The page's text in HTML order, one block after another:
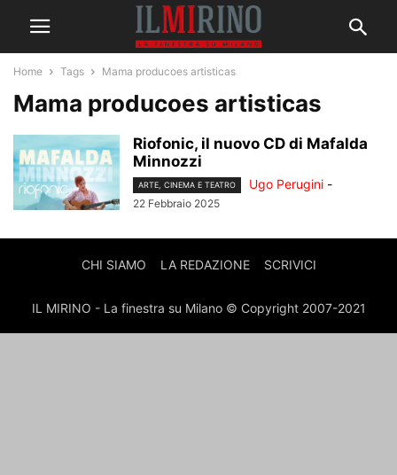
Home Tags Mama producoes artisticas
Mama producoes artisticas
Riofonic, il nuovo CD di Mafalda
Minnozzi
ARTE, CINEMA E TEATRO Ugo Perugini -
22 Febbraio 2025
CHI SIAMO LA REDAZIONE SCRIVICI
IL MIRINO - La finestra su Milano © Copyright 2007-2021